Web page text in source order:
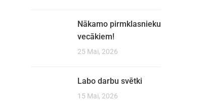
Nākamo pirmklasnieku
vecākiem!
25 Mai, 2026
Labo darbu svētki
15 Mai, 2026